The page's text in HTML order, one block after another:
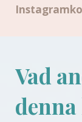
Vad